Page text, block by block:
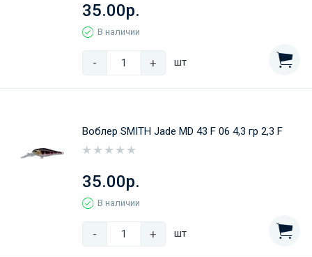
35.00р.
В наличии
- + шт
Воблер SMITH Jade MD 43 F 06 4,3 гр 2,3 F
35.00р.
В наличии
- + шт